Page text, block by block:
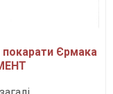
Єрмака